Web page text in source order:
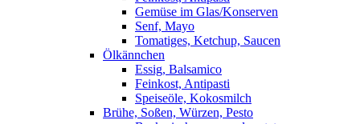
Gemüse im Glas/Konserven
Senf, Mayo
Tomatiges, Ketchup, Saucen
Ölkännchen
Essig, Balsamico
Feinkost, Antipasti
Speiseöle, Kokosmilch
Brühe, Soßen, Würzen, Pesto